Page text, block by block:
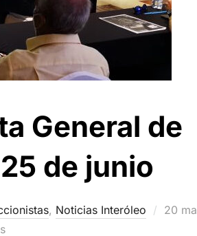
General de
de junio
, Noticias Interóleo
20